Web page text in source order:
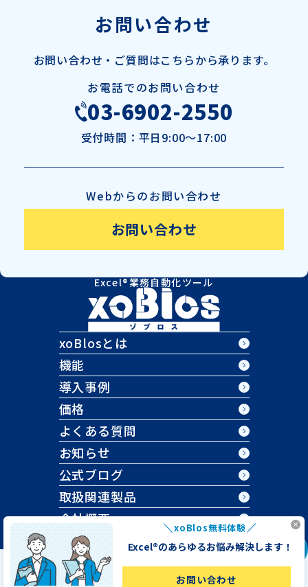
お問い合わせ
お問い合わせ・ご質問はこちらから承ります。
お電話でのお問い合わせ
03-6902-2550
受付時間： 平日9:00～17:00
Webからのお問い合わせ
お問い合わせ
Excel®業務自動化ツール
xoBlosとは
機能
導入事例
価格
よくある質問
お知らせ
公式ブログ
取扱関連製品
会社概要
(c) 2018 - 2026 DIT Marketing Services Co.,Ltd.
DMS会社概要
xoBlos無料体験
Excel®のあらゆるお悩み解決します！
お問い合わせ